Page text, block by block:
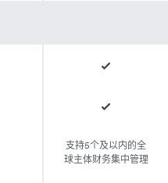
支持5个及以内的全
球主体财务集中管理